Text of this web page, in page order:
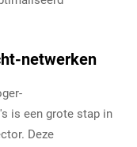
netwerken
is een grote stap in
Deze